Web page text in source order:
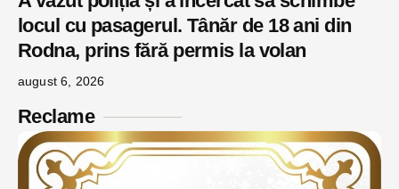
locul cu pasagerul. Tânăr de 18 ani din
Rodna, prins fără permis la volan
august 6, 2026
Reclame